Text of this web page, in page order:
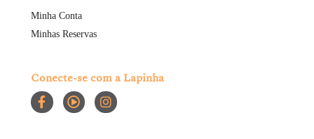
Minha Conta
Minhas Reservas
Conecte-se com a Lapinha